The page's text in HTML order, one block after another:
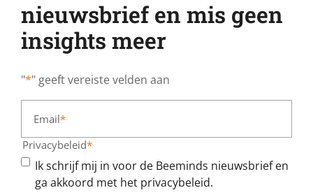
nieuwsbrief en mis geen
insights meer
"*" geeft vereiste velden aan
Email*
Privacybeleid*
Ik schrijf mij in voor de Beeminds nieuwsbrief en
ga akkoord met het privacybeleid.